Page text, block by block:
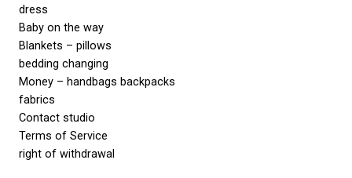
dress
Baby on the way
Blankets – pillows
bedding changing
Money – handbags backpacks
fabrics
Contact studio
Terms of Service
right of withdrawal